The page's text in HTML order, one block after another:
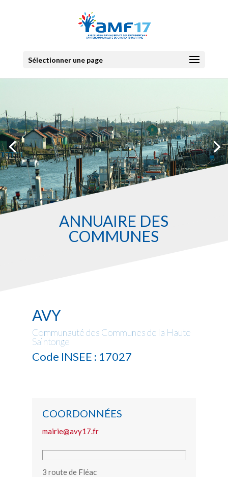
Sélectionner une page
ANNUAIRE DES
COMMUNES
AVY
Communauté des Communes de la Haute
Saintonge
Code INSEE : 17027
COORDONNÉES
mairie@avy17.fr
3 route de Fléac